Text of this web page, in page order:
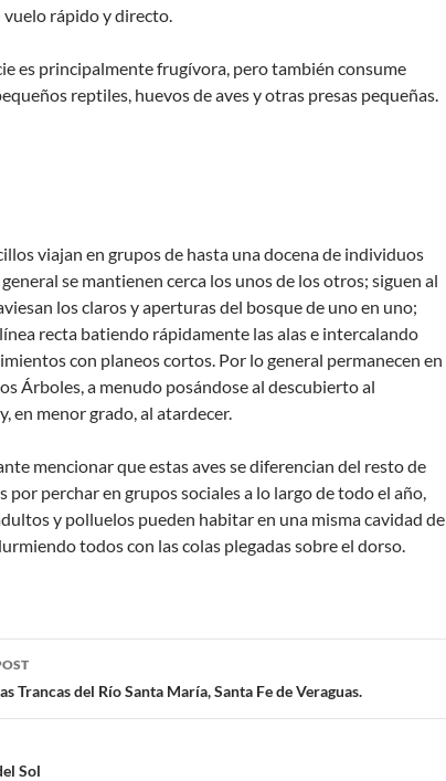
vuelo rápido y directo.
es principalmente frugívora, pero también consume
reptiles, huevos de aves y otras presas pequeñas.
viajan en grupos de hasta una docena de individuos
se mantienen cerca los unos de los otros; siguen al
los claros y aperturas del bosque de uno en uno;
recta batiendo rápidamente las alas e intercalando
con planeos cortos. Por lo general permanecen en
Árboles, a menudo posándose al descubierto al
en menor grado, al atardecer.
mencionar que estas aves se diferencian del resto de
por perchar en grupos sociales a lo largo de todo el año,
y polluelos pueden habitar en una misma cavidad de
todos con las colas plegadas sobre el dorso.
Trancas del Río Santa María, Santa Fe de Veraguas.
Sol